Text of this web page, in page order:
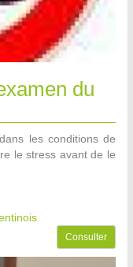
du
les conditions de
le stress avant de le
Consulter